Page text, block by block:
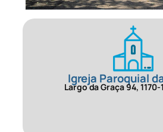
Igreja Paroquial
Largo da Graça 94,